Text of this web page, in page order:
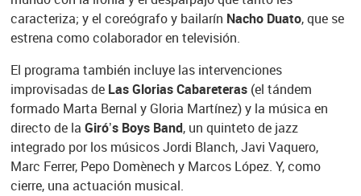
caracteriza; y el coreógrafo y bailarín Nacho Duato, que se
estrena como colaborador en televisión.
El programa también incluye las intervenciones
improvisadas de Las Glorias Cabareteras(el tándem
formado Marta Bernal y Gloria Martínez) y la música en
directo de la Giró’s Boys Band, un quinteto de jazz
integrado por los músicos Jordi Blanch, Javi Vaquero,
Marc Ferrer, Pepo Domènech y Marcos López. Y, como
cierre, una actuación musical.